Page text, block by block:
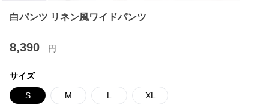
白パンツ リネン風ワイドパンツ
8,390 円
サイズ
S M L XL